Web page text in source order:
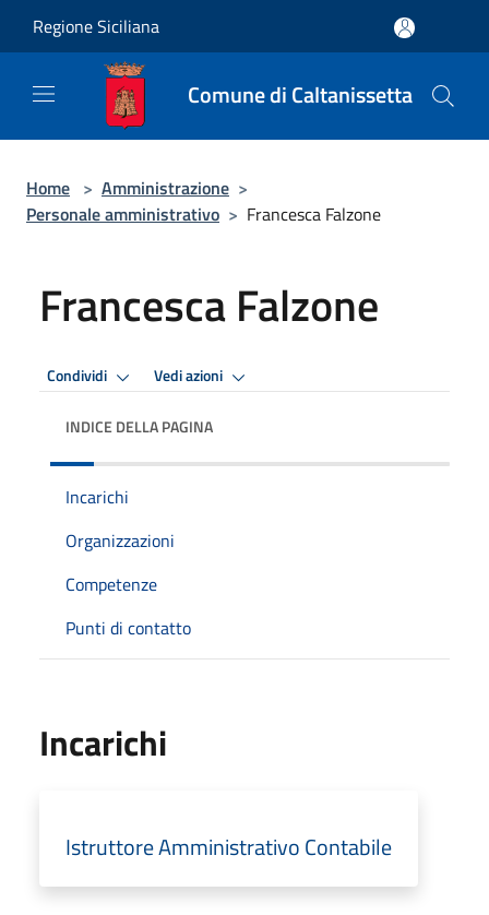
Regione Siciliana
Comune di Caltanissetta
Home > Amministrazione >
Personale amministrativo > Francesca Falzone
Francesca Falzone
Condividi Vedi azioni
INDICE DELLA PAGINA
Incarichi
Organizzazioni
Competenze
Punti di contatto
Incarichi
Istruttore Amministrativo Contabile